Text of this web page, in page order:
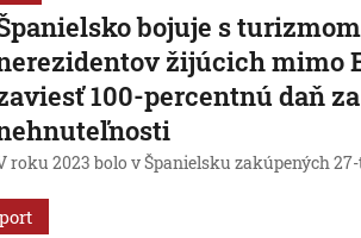
bojuje s
žijúcich mimo
100-percentnú daň
roku 2023 bolo v Španielsku zakúpených